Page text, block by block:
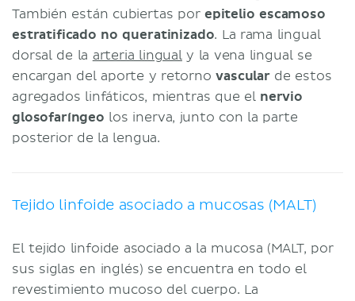
También están cubiertas por epitelio escamoso
estratificado no queratinizado. La rama lingual
dorsal de la arteria lingualy la vena lingual se
encargan del aporte y retornovascularde estos
agregados linfáticos, mientras que el nervio
glosofaríngeo los inerva, junto con la parte
posterior de la lengua.
Tejido linfoide asociado a mucosas (MALT)
El tejido linfoide asociado a la mucosa (MALT, por
sus siglas en inglés) se encuentra en todo el
revestimiento mucoso del cuerpo. La